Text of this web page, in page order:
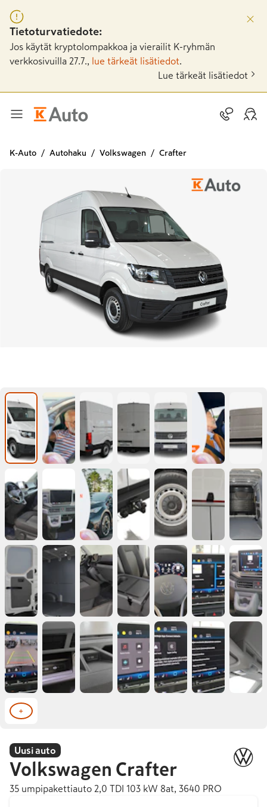
Tietoturvatiedote:
Jos käytät kryptolompakkoa ja vierailit K-ryhmän
verkkosivuilla 27.7.,
lue tärkeät lisätiedot
Lue tärkeät lisätiedot
K-Auto Autohaku Volkswagen Crafter
+
Uusi auto
Volkswagen Crafter
35 umpipakettiauto 2,0 TDI 103 kW 8at, 3640 PRO